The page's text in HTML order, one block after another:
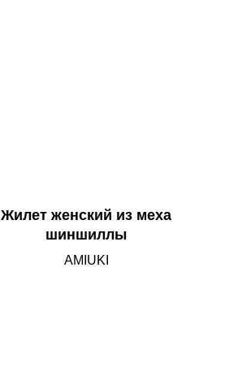
Жилет женский из меха
шиншиллы
AMIUKI